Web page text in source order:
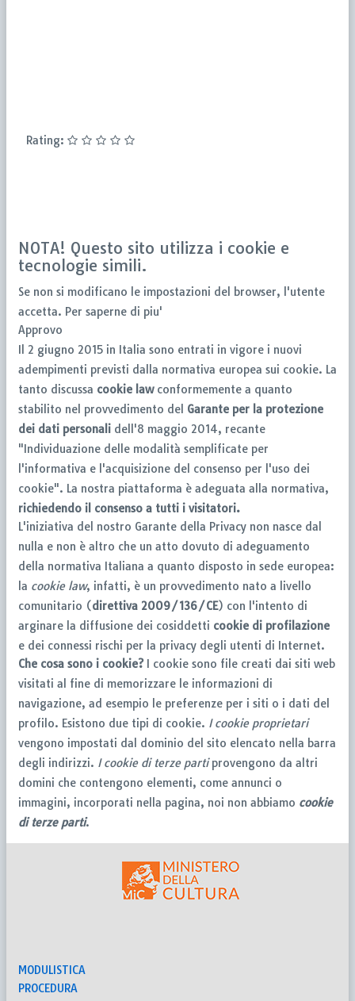
Rating:
NOTA! Questo sito utilizza i cookie e
tecnologie simili.
Se non si modificano le impostazioni del browser, l'utente
accetta. Per saperne di piu'
Approvo
Il 2 giugno 2015 in Italia sono entrati in vigore i nuovi
adempimenti previsti dalla normativa europea sui cookie. La
tanto discussa cookie lawconformemente a quanto
stabilito nel provvedimento del Garante per la protezione
dei dati personali dell'8 maggio 2014, recante
"Individuazione delle modalità semplificate per
l'informativa e l'acquisizione del consenso per l'uso dei
cookie". La nostra piattaforma è adeguata alla normativa,
richiedendo il consenso a tutti i visitatori.
L'iniziativa del nostro Garante della Privacy non nasce dal
nulla e non è altro che un atto dovuto di adeguamento
della normativa Italiana a quanto disposto in sede europea:
la cookie law, infatti, è un provvedimento nato a livello
comunitario (direttiva 2009/136/CE) con l'intento di
arginare la diffusione dei cosiddetti cookie di profilazione
e dei connessi rischi per la privacy degli utenti di Internet.
Che cosa sono i cookie? I cookie sono file creati dai siti web
visitati al fine di memorizzare le informazioni di
navigazione, ad esempio le preferenze per i siti o i dati del
profilo. Esistono due tipi di cookie. I cookie proprietari
vengono impostati dal dominio del sito elencato nella barra
degli indirizzi. I cookie di terze partiprovengono da altri
domini che contengono elementi, come annunci o
immagini, incorporati nella pagina, noi non abbiamo cookie
di terze parti.
MODULISTICA
PROCEDURA